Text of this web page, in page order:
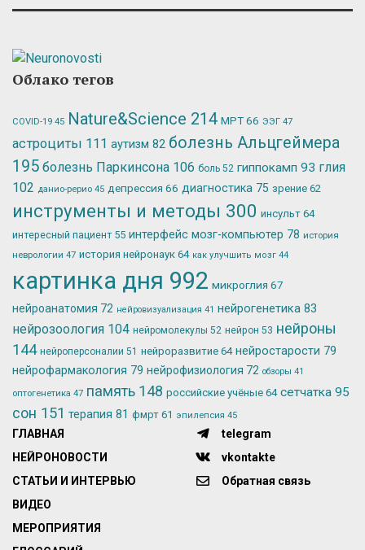
Облако тегов
COVID-19 45 Nature&Science 214 МРТ66 ЭЭГ 47
астроциты 111 аутизм 82 болезнь Альцгеймера
195 болезнь Паркинсона 106 боль 52 гиппокамп 93 глия
102 данио-рерио 45 депрессия 66 диагностика 75 зрение 62
инструменты и методы 300 инсульт 64
интересный пациент 55 интерфейс мозг-компьютер 78 история
неврологии 47 история нейронаук 64 как улучшить мозг 44
картинка дня 992 микроглия 67
нейроанатомия 72 нейровизуализация 41 нейрогенетика 83
нейрозоология 104 нейромолекулы 52 нейрон 53 нейроны
144 нейроперсоналии 51 нейроразвитие 64 нейростарости 79
нейрофармакология 79 нейрофизиология 72 обзоры 41
оптогенетика 47 память 148 российские учёные 64 сетчатка 95
сон 151 терапия 81 фмрт 61 эпилепсия 45
ГЛАВНАЯ
НЕЙРОНОВОСТИ
СТАТЬИ И ИНТЕРВЬЮ
ВИДЕО
МЕРОПРИЯТИЯ
telegram
vkontakte
Обратная связь